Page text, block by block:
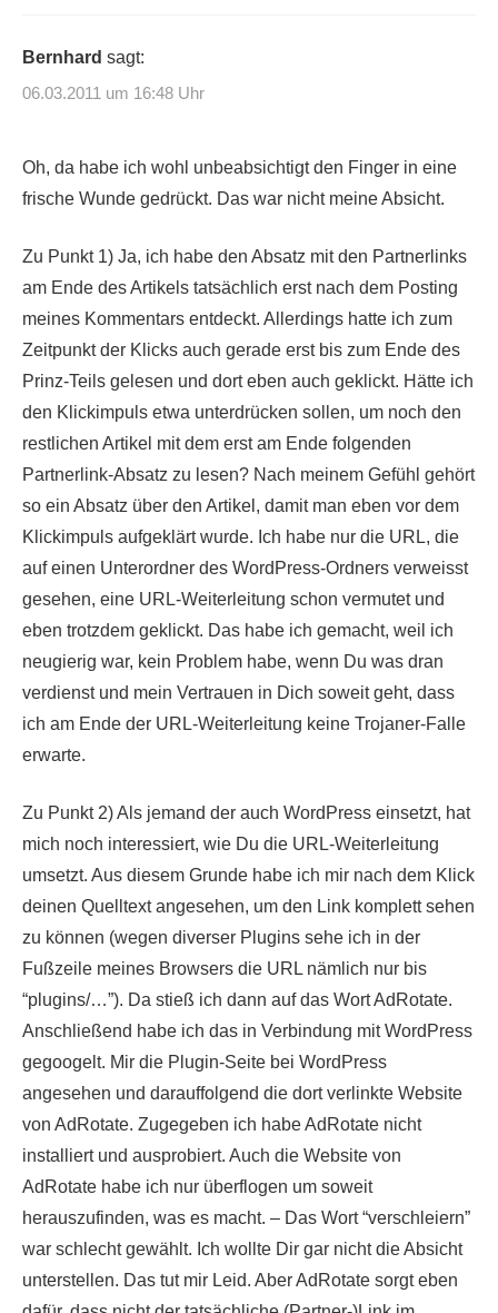
Bernhard sagt:
06.03.2011 um 16:48 Uhr
Oh, da habe ich wohl unbeabsichtigt den Finger in eine
frische Wunde gedrückt. Das war nicht meine Absicht.
Zu Punkt 1) Ja, ich habe den Absatz mit den Partnerlinks
am Ende des Artikels tatsächlich erst nach dem Posting
meines Kommentars entdeckt. Allerdings hatte ich zum
Zeitpunkt der Klicks auch gerade erst bis zum Ende des
Prinz-Teils gelesen und dort eben auch geklickt. Hätte ich
den Klickimpuls etwa unterdrücken sollen, um noch den
restlichen Artikel mit dem erst am Ende folgenden
Partnerlink-Absatz zu lesen? Nach meinem Gefühl gehört
so ein Absatz über den Artikel, damit man eben vor dem
Klickimpuls aufgeklärt wurde. Ich habe nur die URL, die
auf einen Unterordner des WordPress-Ordners verweisst
gesehen, eine URL-Weiterleitung schon vermutet und
eben trotzdem geklickt. Das habe ich gemacht, weil ich
neugierig war, kein Problem habe, wenn Du was dran
verdienst und mein Vertrauen in Dich soweit geht, dass
ich am Ende der URL-Weiterleitung keine Trojaner-Falle
erwarte.
Zu Punkt 2) Als jemand der auch WordPress einsetzt, hat
mich noch interessiert, wie Du die URL-Weiterleitung
umsetzt. Aus diesem Grunde habe ich mir nach dem Klick
deinen Quelltext angesehen, um den Link komplett sehen
zu können (wegen diverser Plugins sehe ich in der
Fußzeile meines Browsers die URL nämlich nur bis
“plugins/…”). Da stieß ich dann auf das Wort AdRotate.
Anschließend habe ich das in Verbindung mit WordPress
gegoogelt. Mir die Plugin-Seite bei WordPress
angesehen und darauffolgend die dort verlinkte Website
von AdRotate. Zugegeben ich habe AdRotate nicht
installiert und ausprobiert. Auch die Website von
AdRotate habe ich nur überflogen um soweit
herauszufinden, was es macht. – Das Wort “verschleiern”
war schlecht gewählt. Ich wollte Dir gar nicht die Absicht
unterstellen. Das tut mir Leid. Aber AdRotate sorgt eben